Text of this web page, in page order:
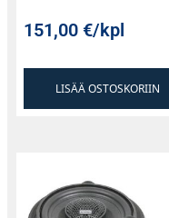
151,00€/kpl
LISÄÄ OSTOSKORIIN